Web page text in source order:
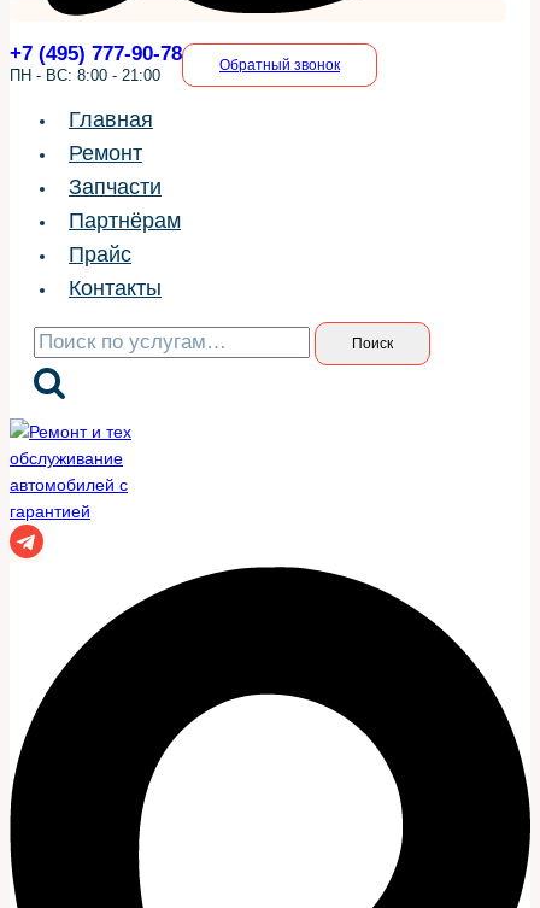
+7 (495) 777-90-78
ПН - ВС: 8:00 - 21:00
Обратный звонок
Главная
Ремонт
Запчасти
Партнёрам
Прайс
Контакты
Искать: Поиск